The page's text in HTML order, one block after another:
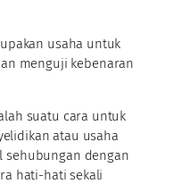
usaha untuk
menguji kebenaran
suatu cara untuk
atau usaha
sehubungan dengan
hati-hati sekali